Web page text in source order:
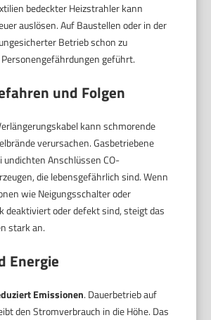
bedeckter Heizstrahler kann
auslösen. Auf Baustellen oder in der
Betrieb schon zu
geführt.
und Folgen
kann schmorende
verursachen. Gasbetriebene
undichten Anschlüssen CO-
die lebensgefährlich sind. Wenn
wie Neigungsschalter oder
deaktiviert oder defekt sind, steigt das
stark an.
Energie
Emissionen. Dauerbetrieb auf
den Stromverbrauch in die Höhe. Das